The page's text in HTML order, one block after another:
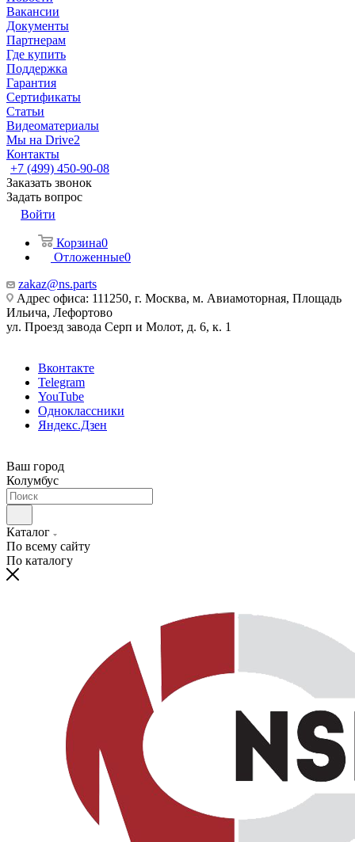
Вакансии
Документы
Партнерам
Где купить
Поддержка
Гарантия
Сертификаты
Статьи
Видеоматериалы
Мы на Drive2
Контакты
+7 (499) 450-90-08
Заказать звонок
Задать вопрос
Войти
Корзина0
Отложенные0
zakaz@ns.parts
Адрес офиса: 111250, г. Москва, м. Авиамоторная, Площадь
Ильича, Лефортово
ул. Проезд завода Серп и Молот, д. 6, к. 1
Вконтакте
Telegram
YouTube
Одноклассники
Яндекс.Дзен
Ваш город
Колумбус
Каталог
По всему сайту
По каталогу